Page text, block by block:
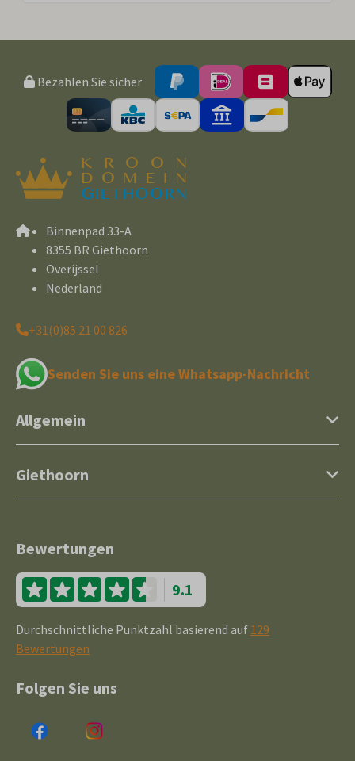
Bezahlen Sie sicher
Binnenpad 33-A
8355 BR Giethoorn
Overijssel
Nederland
+31(0)85 21 00 826
Senden Sie uns eine Whatsapp-Nachricht
Allgemein
Giethoorn
Bewertungen
9.1
Durchschnittliche Punktzahl basierend auf 129
Bewertungen
Folgen Sie uns